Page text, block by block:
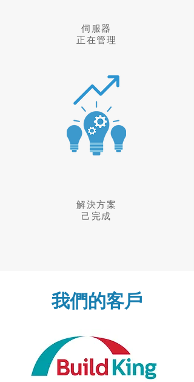
伺服器
​正在管理
解決方案
​己完成
​我們的客戶